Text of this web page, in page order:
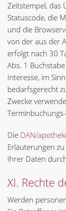
Zeitstempel, das
Statuscode, die
und die
von der aus der
erfolgt nach 30
Abs. 1
Interesse, im
bedarfsgerecht
Zwecke
Die DAN/
Erläuterungen
Ihrer Daten
XI. Rechte
Werden